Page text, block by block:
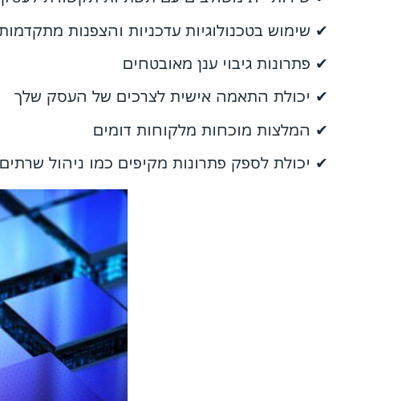
✔ שימוש בטכנולוגיות עדכניות והצפנות
✔ פתרונות גיבוי ענן מאובטחים
✔ יכולת התאמה אישית לצרכים של העסק שלך
✔ המלצות מוכחות מלקוחות דומים
✔ יכולת לספק פתרונות מקיפים כמו ניהול